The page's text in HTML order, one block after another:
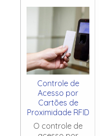
Controle de
Acesso por
Cartões de
Proximidade RFID
O controle de